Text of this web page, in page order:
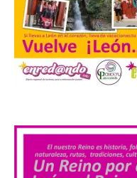
El
Segovia
para un
concierto único
motivo del
La cita,
12 de